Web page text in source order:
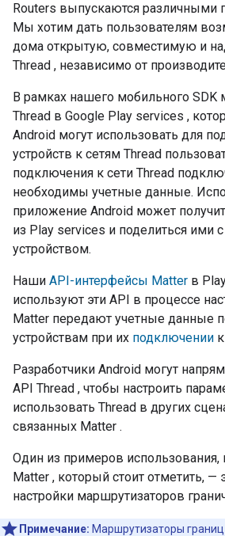
Routers выпускаются различными
Мы хотим дать пользователям
дома открытую, совместимую и
Thread , независимо от
В рамках нашего мобильного
Thread в Google Play services ,
Android могут использовать для
устройств к сетям Thread
подключения к сети Thread
необходимы учетные данные.
приложение Android может
из Play services и поделиться ими
устройством.
Наши API-интерфейсы Matter в
используют эти API в процессе
Matter передают учетные данные
устройствам при их подключении
Разработчики Android могут
API Thread , чтобы настроить
использовать Thread в других
связанных Matter .
Один из примеров использования,
Matter , который стоит отметить, —
настройки маршрутизаторов
Примечание: Маршрутизаторы границ